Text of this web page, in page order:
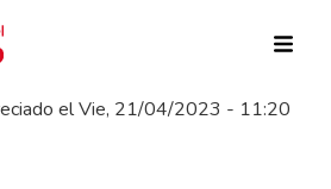
elVie, 21/04/2023 - 11:20